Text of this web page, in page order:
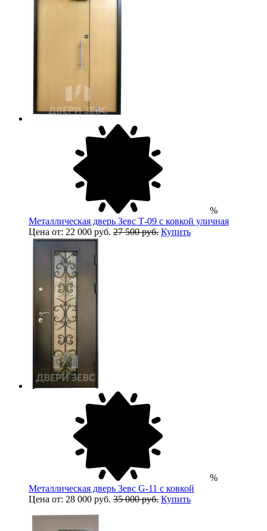
%
Металлическая дверь Зевс Т-09 с ковкой уличная
Цена от: 22 000 руб. 27 500 руб. Купить
%
Металлическая дверь Зевс G-11 с ковкой
Цена от: 28 000 руб. 35 000 руб. Купить